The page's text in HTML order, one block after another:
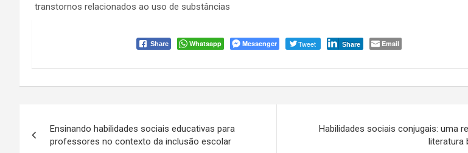
transtornos relacionados ao uso de substâncias
Share Whatsapp Messenger Tweet Share Email
de
Ensinando habilidades sociais educativas para
professores no contexto da inclusão escolar
Habilidades sociais conjugais: uma
literatura